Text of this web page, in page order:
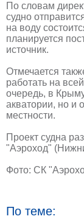
По словам
судно
на воду
планируется
источник.
Отмечается
работать на
очередь, в
акватории, но и
местности.
Проект судна
"Аэроход"
Фото: СК
По теме: